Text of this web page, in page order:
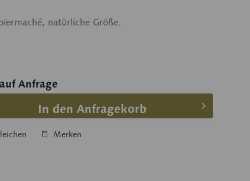
natürliche Größe.
Anfrage
In den Anfragekorb
Merken